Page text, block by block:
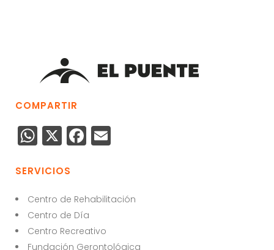
COMPARTIR
W
h
a
ts
A
p
X F
a
e
b
o
l
SERVICIOS
Centro de Rehabilitación
Centro de Día
Centro Recreativo
Fundación Gerontológica